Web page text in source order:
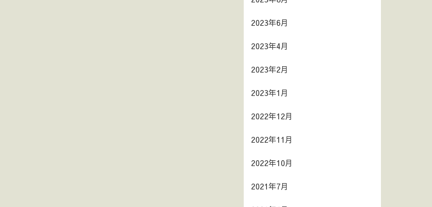
2023年6月
2023年4月
2023年2月
2023年1月
2022年12月
2022年11月
2022年10月
2021年7月